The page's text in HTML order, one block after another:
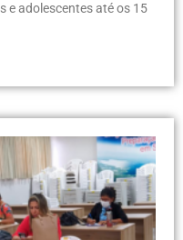
e adolescentes até os 15